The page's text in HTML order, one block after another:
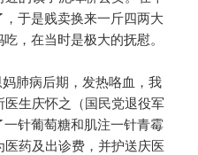
于是贱卖换来一斤四两大
，在当时是极大的抚慰。
肺病后期，发热咯血，我
生庆怀之（国民党退役军
针葡萄糖和肌注一针青霉
药及出诊费，并护送庆医